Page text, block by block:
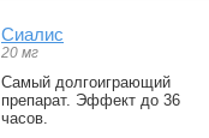
Сиалис
20 мг
Самый долгоиграющий
препарат. Эффект до 36
часов.